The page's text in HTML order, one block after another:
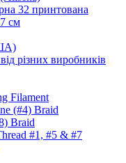
32 принтована
см
різних виробників
Filament
(#4) Braid
Braid
#1, #5 & #7